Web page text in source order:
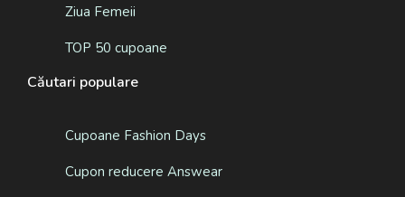
Ziua Femeii
TOP 50 cupoane
Căutari populare
Cupoane Fashion Days
Cupon reducere Answear